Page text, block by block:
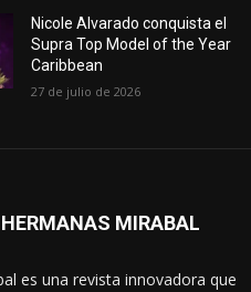
Nicole Alvarado conquista el
Supra Top Model of the Year
Caribbean
27 de julio de 2026
MIRABAL
es una revista innovadora que